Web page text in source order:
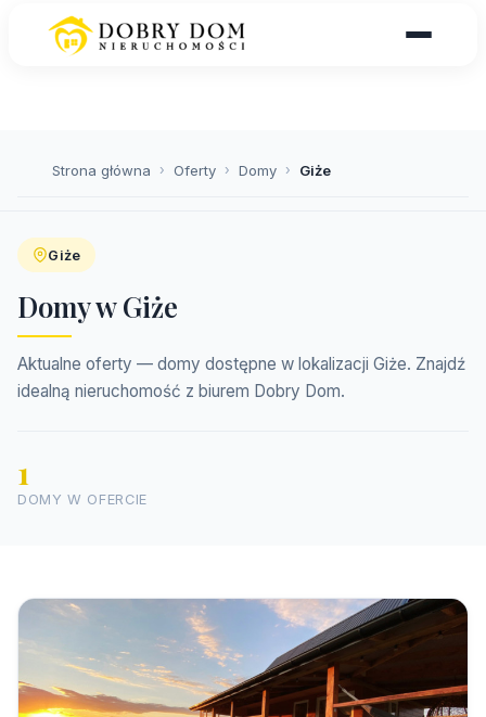
Strona główna › Oferty › Domy › Giże
Giże
Domy w Giże
Aktualne oferty — domy dostępne w lokalizacji Giże. Znajdź
idealną nieruchomość z biurem Dobry Dom.
1
DOMY W OFERCIE